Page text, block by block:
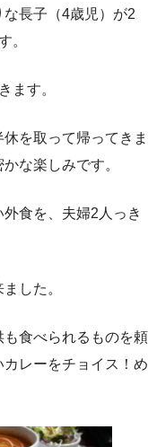
長子（4歳児）が2
。
ます。
を取って帰ってきま
な楽しみです。
食を、夫婦2人っき
した。
食べられるものを頼
レーをチョイス！め